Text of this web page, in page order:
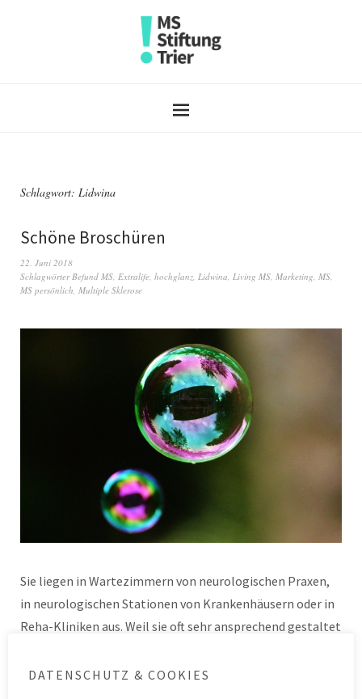
Schlagwort: Lidwina
Schöne Broschüren
22. Juni 2018
Schlagwörter Befund MS Extralife hochglanz Lidwina Living MS Marketing MS
MS persönlich Multiple Sklerose
Sie liegen in Wartezimmern von neurologischen Praxen,
in neurologischen Stationen von Krankenhäusern oder in
Reha-Kliniken aus. Weil sie oft sehr ansprechend gestaltet
gleichermaßen nach ihnen.… Weiterlesen
DATENSCHUTZ & COOKIES